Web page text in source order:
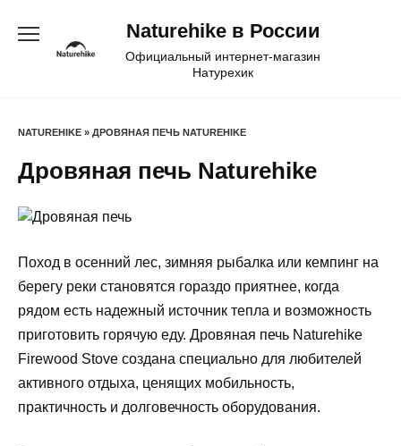
содержанию
Naturehike в России
Официальный интернет-магазин
Натурехик
NATUREHIKE » ДРОВЯНАЯ ПЕЧЬ NATUREHIKE
Дровяная печь Naturehike
Поход в осенний лес, зимняя рыбалка или кемпинг на
берегу реки становятся гораздо приятнее, когда
рядом есть надежный источник тепла и возможность
приготовить горячую еду. Дровяная печь Naturehike
Firewood Stove создана специально для любителей
активного отдыха, ценящих мобильность,
практичность и долговечность оборудования.